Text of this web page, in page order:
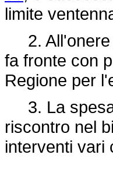
limite
2. All'onere
fa fronte con
Regione per
3. La spesa
riscontro nel
interventi vari